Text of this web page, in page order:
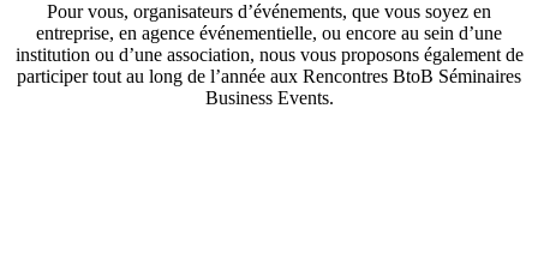
Pour vous, organisateurs d’événements, que vous soyez en
entreprise, en agence événementielle, ou encore au sein d’une
institution ou d’une association, nous vous proposons également de
participer tout au long de l’année aux Rencontres BtoB Séminaires
Business Events.